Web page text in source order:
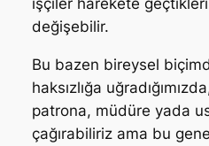
değişebilir.
Bu bazen bireysel
haksızlığa
patrona, müdüre yada
çağırabiliriz ama bu